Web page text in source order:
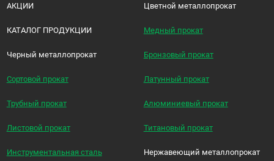
АКЦИИ
КАТАЛОГ ПРОДУКЦИИ
Черный металлопрокат
Сортовой прокат
Трубный прокат
Листовой прокат
Инструментальная сталь
Цветной металлопрокат
Медный прокат
Бронзовый прокат
Латунный прокат
Алюминиевый прокат
Титановый прокат
Нержавеющий металлопрокат